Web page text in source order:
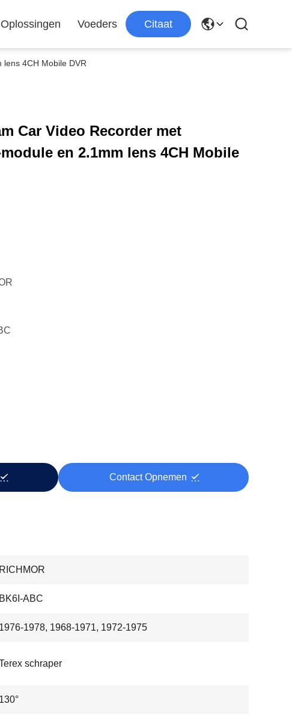
Oplossingen Voeders Citaat
4CH Mobile DVR
Car Video Recorder met
en 2.1mm lens 4CH Mobile
Contact Opnemen
RICHMOR
BK6I-ABC
1976-1978, 1968-1971, 1972-1975
schraper
130°